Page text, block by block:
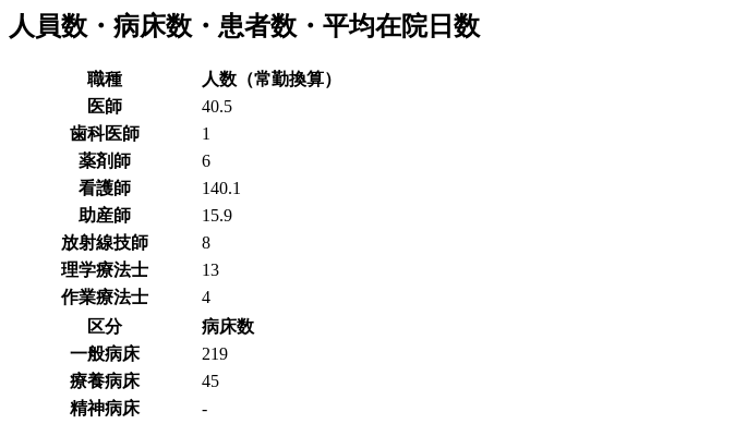
人員数・病床数・患者数・平均在院日数
職種
人数（常勤換算）
医師
40.5
歯科医師
1
薬剤師
6
看護師
140.1
助産師
15.9
放射線技師
8
理学療法士
13
作業療法士
4
区分
病床数
一般病床
219
療養病床
45
精神病床
-